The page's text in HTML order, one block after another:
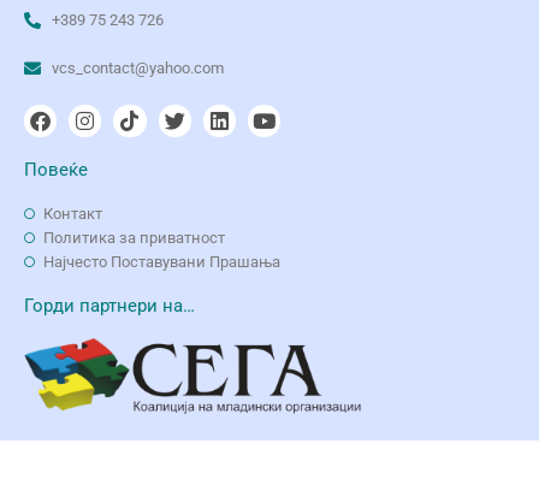
+389 75 243 726
vcs_contact@yahoo.com
Повеќе
Контакт
Политика за приватност
Најчесто Поставувани Прашања
Горди партнери на…